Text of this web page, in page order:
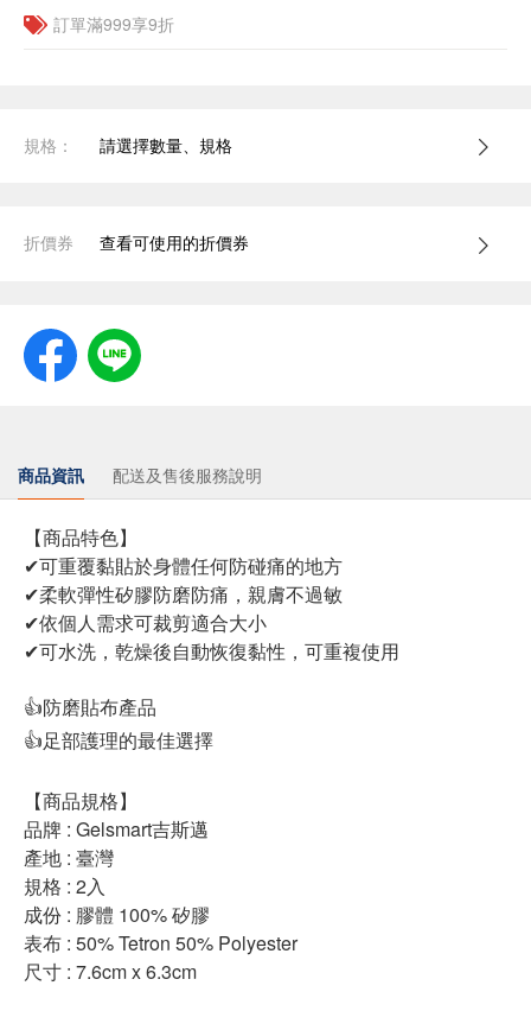
訂單滿999享9折
規格： 請選擇數量、規格
折價券 查看可使用的折價券
商品資訊 配送及售後服務說明
【商品特色】
✔可重覆黏貼於身體任何防碰痛的地方
✔柔軟彈性矽膠防磨防痛，親膚不過敏
✔依個人需求可裁剪適合大小
✔可水洗，乾燥後自動恢復黏性，可重複使用
👍防磨貼布產品
👍足部護理的最佳選擇
【商品規格】
品牌 : Gelsmart吉斯邁
產地 : 臺灣
規格 : 2入
成份 : 膠體 100% 矽膠
表布 : 50% Tetron 50% Polyester
尺寸 : 7.6cm x 6.3cm